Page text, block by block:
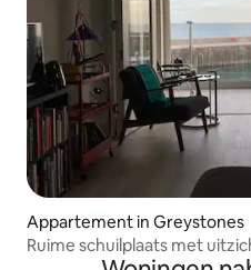
Appartement in Greystones
Ruime schuilplaats met